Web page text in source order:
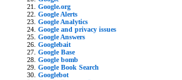
Google.org
Google Alerts
Google Analytics
Google and privacy issues
Google Answers
Googlebait
Google Base
Google bomb
Google Book Search
Googlebot